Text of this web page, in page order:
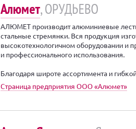
Алюмет, ОРУДЬЕВО
АЛЮМЕТ производит алюминиевые
стальные стремянки. Вся продукция
высокотехнологичном оборудовании и
и профессионального использования.
Благодаря широте ассортимента и
Страница предприятия ООО «Алюмет»